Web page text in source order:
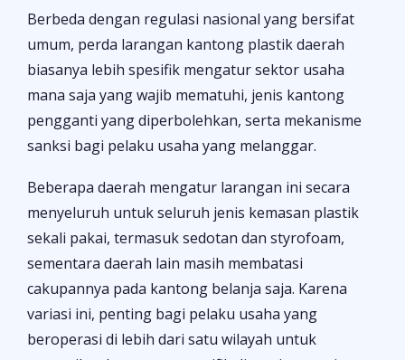
Berbeda dengan regulasi nasional yang bersifat
umum, perda larangan kantong plastik daerah
biasanya lebih spesifik mengatur sektor usaha
mana saja yang wajib mematuhi, jenis kantong
pengganti yang diperbolehkan, serta mekanisme
sanksi bagi pelaku usaha yang melanggar.
Beberapa daerah mengatur larangan ini secara
menyeluruh untuk seluruh jenis kemasan plastik
sekali pakai, termasuk sedotan dan styrofoam,
sementara daerah lain masih membatasi
cakupannya pada kantong belanja saja. Karena
variasi ini, penting bagi pelaku usaha yang
beroperasi di lebih dari satu wilayah untuk